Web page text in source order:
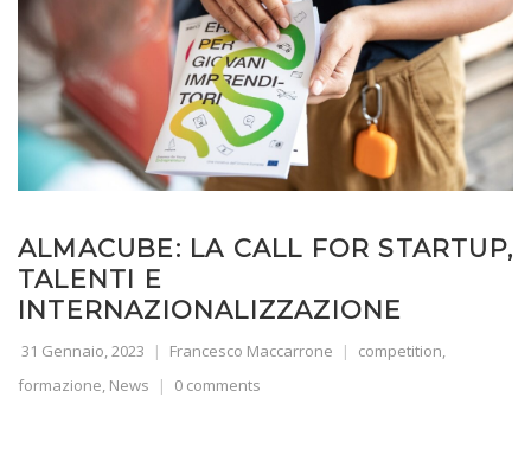
ALMACUBE: LA CALL FOR STARTUP,
TALENTI E
INTERNAZIONALIZZAZIONE
31 Gennaio, 2023 Francesco Maccarrone competition,
formazione, News 0 comments